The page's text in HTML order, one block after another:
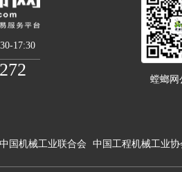
17:30
螳螂网
中国机械工业联合会 中国工程机械工业协